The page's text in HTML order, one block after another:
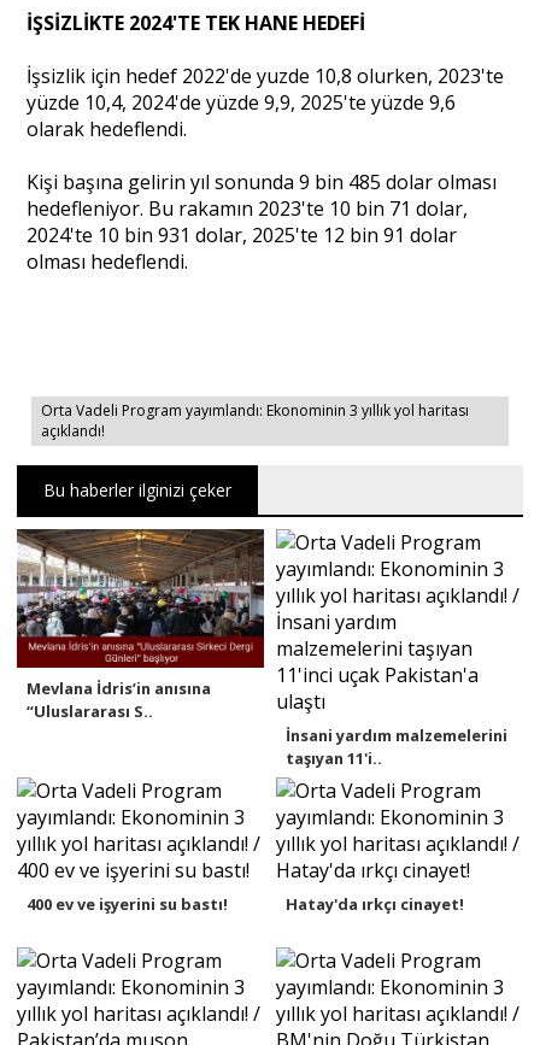
Ankara Analiz
Sağlık
İŞSİZLİKTE 2024'TE TEK HANE HEDEFİ
İşsizlik için hedef 2022'de yuzde 10,8 olurken, 2023'te
yüzde 10,4, 2024'de yüzde 9,9, 2025'te yüzde 9,6
olarak hedeflendi.
Kişi başına gelirin yıl sonunda 9 bin 485 dolar olması
hedefleniyor. Bu rakamın 2023'te 10 bin 71 dolar,
2024'te 10 bin 931 dolar, 2025'te 12 bin 91 dolar
olması hedeflendi.
Orta Vadeli Program yayımlandı: Ekonominin 3 yıllık yol haritası
açıklandı!
Bu haberler ilginizi çeker
Mevlana İdris’in anısına
“Uluslararası S..
İnsani yardım malzemelerini
taşıyan 11'i..
400 ev ve işyerini su bastı! Hatay'da ırkçı cinayet!